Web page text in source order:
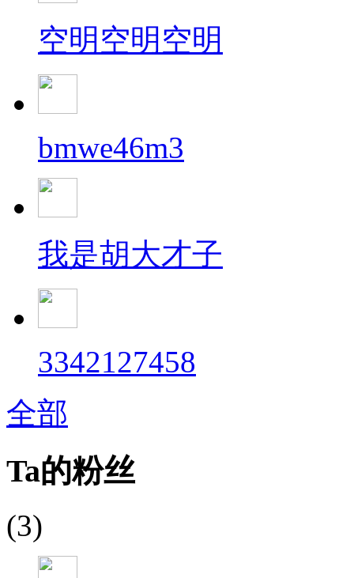
空明空明空明
bmwe46m3
我是胡大才子
3342127458
全部
Ta的粉丝
(3)